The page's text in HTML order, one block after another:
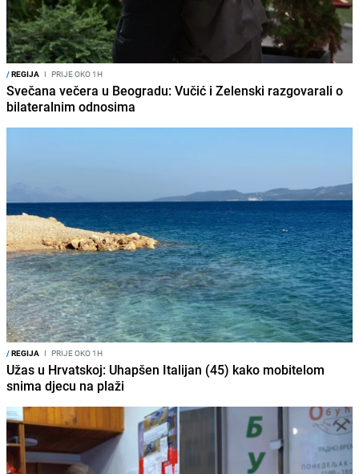
/REGIJA I PRIJE OKO 1H
Svečana večera u Beogradu: Vučić i Zelenski razgovarali o
bilateralnim odnosima
/REGIJA I PRIJE OKO 1H
Užas u Hrvatskoj: Uhapšen Italijan (45) kako mobitelom
snima djecu na plaži